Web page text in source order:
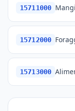
15711000
15712000
15713000